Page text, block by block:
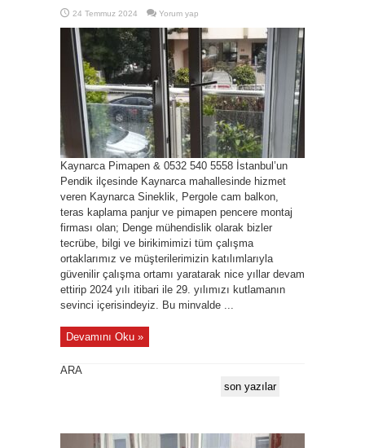
24 Temmuz 2024 Yorum yap
Kaynarca Pimapen & 0532 540 5558 İstanbul’un
Pendik ilçesinde Kaynarca mahallesinde hizmet
veren Kaynarca Sineklik, Pergole cam balkon,
teras kaplama panjur ve pimapen pencere montaj
firması olan; Denge mühendislik olarak bizler
tecrübe, bilgi ve birikimimizi tüm çalışma
ortaklarımız ve müşterilerimizin katılımlarıyla
güvenilir çalışma ortamı yaratarak nice yıllar devam
ettirip 2024 yılı itibari ile 29. yılımızı kutlamanın
sevinci içerisindeyiz. Bu minvalde ...
Devamını Oku »
ARA
son yazılar